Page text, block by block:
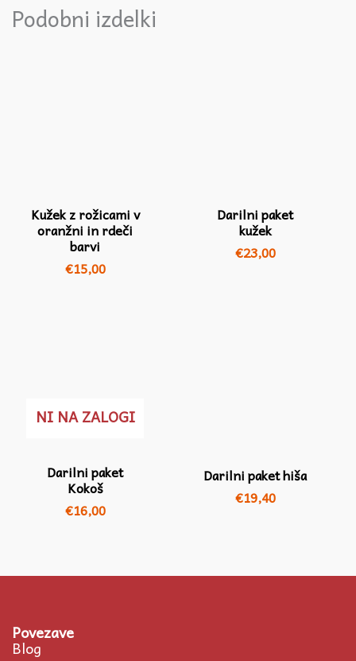
Podobni izdelki
Kužek z rožicami v
oranžni in rdeči
barvi
€15,00
Darilni paket
kužek
€23,00
NI NA ZALOGI
Darilni paket
Kokoš
€16,00
Darilni paket hiša
€19,40
Povezave
Blog